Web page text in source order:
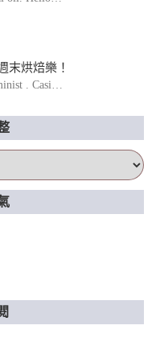
末烘焙樂！
. Casi…